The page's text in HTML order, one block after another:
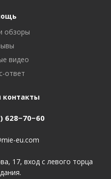
обзоры
видео
ответ
628−70−60
eu.com
17, вход с левого торца